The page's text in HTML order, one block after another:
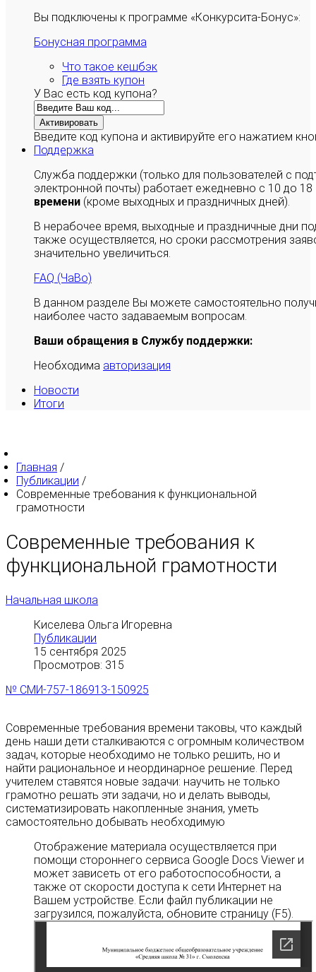
Вы подключены к программе «Конкурсита-Бонус»:
Бонусная программа
Что такое кешбэк
Где взять купон
У Вас есть код купона?
Активировать
Введите код купона и активируйте его нажатием
Поддержка
Служба поддержки (только для пользователей с
электронной почты) работает ежедневно с 10 до
времени (кроме выходных и праздничных дней).
В нерабочее время, выходные и праздничные дни
также осуществляется, но сроки рассмотрения
значительно увеличиться.
FAQ (ЧаВо)
В данном разделе Вы можете самостоятельно
наиболее часто задаваемым вопросам.
Ваши обращения в Службу поддержки:
Необходима авторизация
Новости
Итоги
Главная /
Публикации /
Современные требования к функциональной
грамотности
Современные требования к
функциональной грамотности
Начальная школа
Киселева Ольга Игоревна
Публикации
15 сентября 2025
Просмотров: 315
№ СМИ-757-186913-150925
Современные требования времени таковы, что каждый
день наши дети сталкиваются с огромным количеством
задач, которые необходимо не только решить, но и
найти рациональное и неординарное решение. Перед
учителем ставятся новые задачи: научить не только
грамотно решать эти задачи, но и делать выводы,
систематизировать накопленные знания, уметь
самостоятельно добывать необходимую
Отображение материала осуществляется при
помощи стороннего сервиса Google Docs Viewer и
может зависеть от его работоспособности, а
также от скорости доступа к сети Интернет на
Вашем устройстве. Если файл публикации не
загрузился, пожалуйста, обновите страницу (F5).